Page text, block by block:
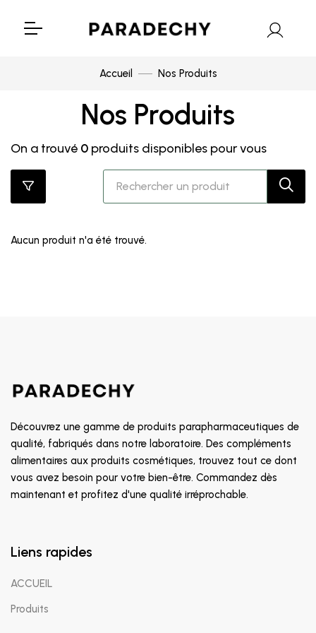
Accueil Nos Produits
Nos Produits
On a trouvé 0 produits disponibles pour vous
Aucun produit n'a été trouvé.
Découvrez une gamme de produits parapharmaceutiques de
qualité, fabriqués dans notre laboratoire. Des compléments
alimentaires aux produits cosmétiques, trouvez tout ce dont
vous avez besoin pour votre bien-être. Commandez dès
maintenant et profitez d'une qualité irréprochable.
Liens rapides
ACCUEIL
Produits